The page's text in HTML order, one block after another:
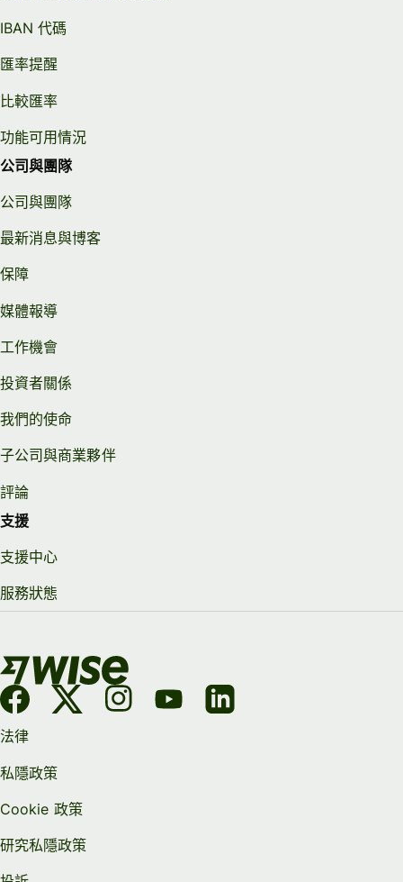
IBAN 代碼
匯率提醒
比較匯率
功能可用情況
公司與團隊
公司與團隊
最新消息與博客
保障
媒體報導
工作機會
投資者關係
我們的使命
子公司與商業夥伴
評論
支援
支援中心
服務狀態
法律
私隱政策
Cookie 政策
研究私隱政策